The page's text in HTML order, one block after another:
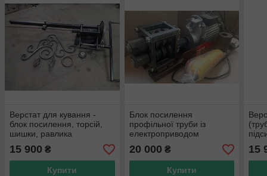
Верстат для кування -
блок посилення, торсій,
шишки, равлика
15 900 ₴
Купити
Блок посилення
профільної труби із
електроприводом
20 000 ₴
Купити
15